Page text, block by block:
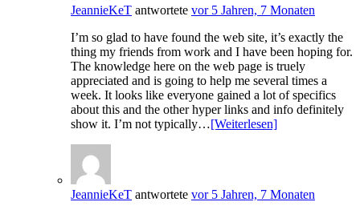
JeannieKeT antwortete vor 5 Jahren, 7 Monaten
I’m so glad to have found the web site, it’s exactly the
thing my friends from work and I have been hoping for.
The knowledge here on the web page is truely
appreciated and is going to help me several times a
week. It looks like everyone gained a lot of specifics
about this and the other hyper links and info definitely
show it. I’m not typically…[Weiterlesen]
JeannieKeT antwortete vor 5 Jahren, 7 Monaten